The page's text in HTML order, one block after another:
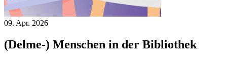
09. Apr. 2026
(Delme-) Menschen in der Bibliothek